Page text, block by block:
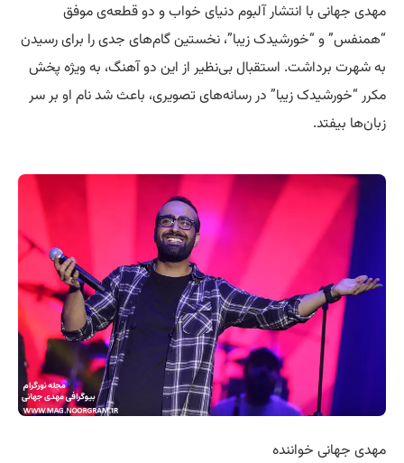
مهدی جهانی با انتشار آلبوم دنیای خواب و دو قطعه‌ی موفق
“همنفس” و “خورشیدک زیبا”، نخستین گام‌های جدی را برای رسیدن
به شهرت برداشت. استقبال بی‌نظیر از این دو آهنگ، به ویژه پخش
مکرر “خورشیدک زیبا” در رسانه‌های تصویری، باعث شد نام او بر سر
زبان‌ها بیفتد.
مهدی جهانی خواننده